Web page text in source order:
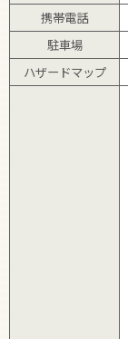
携帯電話
駐車場
ハザードマップ